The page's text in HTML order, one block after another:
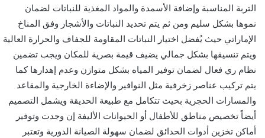
التربة المناسبة وإضافة الأسمدة والمواد المغذية للنباتات لضمان
نموها بشكل سليم ومن ثم يتم تحديد النباتات والأشجار وفق المناخ
الإماراتي حيث يُفضل اختيار النباتات المقاومة للجفاف والحرارة العالية
ويتم تنسيقها بشكل جمالي يضيف قيمة بصرية للمكان ويجب تضمين
نظام ري فعال لضمان توفير المياه بشكل متوازن وعدم إهدارها كما
يتم تركيب عناصر زخرفية مثل النوافير والإضاءة الخارجية والمقاعد
والمسارات الحجرية بحيث تتكامل مع طبيعة الحديقة ويشمل التصميم
أيضاً تخصيص مناطق للأطفال أو الحيوانات الأليفة إن وجدت وتوفير
أماكن تخزين أدوات الحدائق لضمان سهولة الصيانة الدورية وتعتبر